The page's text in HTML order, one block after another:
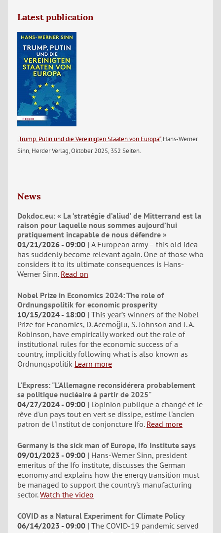
Latest publication
„Trump, Putin und die Vereinigten Staaten von Europa“, Hans-Werner
Sinn, Herder Verlag, Oktober 2025, 352 Seiten.
News
Dokdoc.eu: « La ‘stratégie d’aliud’ de Mitterrand est la
raison pour laquelle nous sommes aujourd’hui
pratiquement incapable de nous défendre »
01/21/2026 - 09:00 A European army – this old idea
has suddenly become relevant again. One of those who
considers it to its ultimate consequences is Hans-
Werner Sinn. Read on
Nobel Prize in Economics 2024: The role of
Ordnungspolitik for economic prosperity
10/15/2024 - 18:00 This year’s winners of the Nobel
Prize for Economics, D. Acemoğlu, S. Johnson and J. A.
Robinson, have empirically worked out the role of
institutional rules for the economic success of a
country, implicitly following what is also known as
Ordnungspolitik Learn more
L'Express: "L'Allemagne reconsidérera probablement
sa politique nucléaire à partir de 2025"
04/27/2024 - 09:00
L'opinion publique a changé et le
rêve d'un pays tout en vert se dissipe, estime l'ancien
patron de l'Institut de conjoncture Ifo. Read more
Germany is the sick man of Europe, Ifo Institute says
09/01/2023 - 09:00
Hans-Werner Sinn, president
emeritus of the Ifo institute, discusses the German
economy and explains how the energy transition must
be managed to support the country's manufacturing
sector. Watch the video
COVID as a Natural Experiment for Climate Policy
06/14/2023 - 09:00 The COVID-19 pandemic served